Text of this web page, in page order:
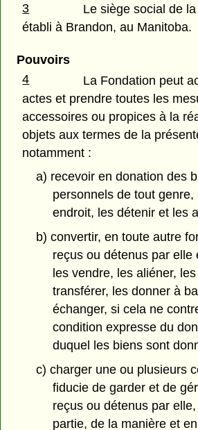
3
Le siège social de
établi à Brandon, au Manitoba.
Pouvoirs
4
La Fondation peut
actes et prendre toutes les
accessoires ou propices à la
objets aux termes de la
notamment :
a) recevoir en donation des
personnels de tout
endroit, les détenir et les
b) convertir, en toute autre
reçus ou détenus par elle
les vendre, les aliéner,
transférer, les donner à
échanger, si cela ne
condition expresse du
duquel les biens sont
c) charger une ou plusieurs
fiducie de garder et de
reçus ou détenus par
partie, de la manière et